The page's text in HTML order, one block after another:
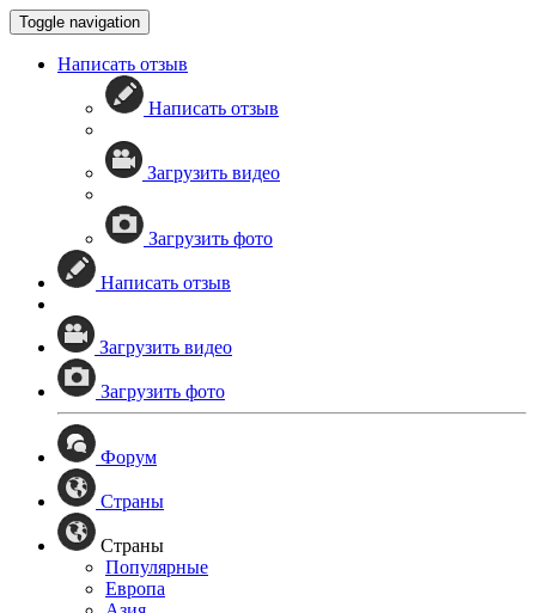
Toggle navigation
Написать отзыв
Написать отзыв
Загрузить видео
Загрузить фото
Написать отзыв
Загрузить видео
Загрузить фото
Форум
Страны
Страны
Популярные
Европа